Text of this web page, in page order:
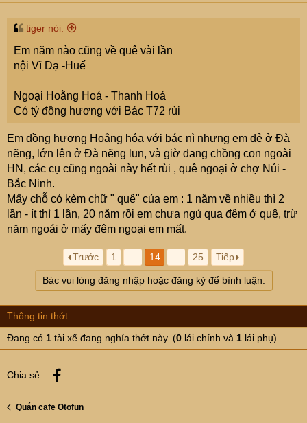
tiger nói:
Em năm nào cũng về quê vài lần
nội Vĩ Dạ -Huế
Ngoại Hoằng Hoá - Thanh Hoá
Có tý đồng hương với Bác T72 rùi
Em đồng hương Hoằng hóa với bác nì nhưng em đẻ ở Đà
nẽng, lớn lên ở Đà nẽng lun, và giờ đang chồng con ngoài
HN, các cụ cũng ngoài này hết rùi , quê ngoại ở chợ Núi -
Bắc Ninh.
Mấy chỗ có kèm chữ " quê" của em : 1 năm về nhiều thì 2
lần - ít thì 1 lần, 20 năm rồi em chưa ngủ qua đêm ở quê, trừ
năm ngoái ở mấy đêm ngoại em mất.
Trước 1 14 25 Tiếp
Bác vui lòng đăng nhập hoặc đăng ký để bình luận.
Thông tin thớt
Đang có 1 tài xế đang nghía thớt này. (0 lái chính và 1 lái phụ)
Chia sẻ:
Quán cafe Otofun